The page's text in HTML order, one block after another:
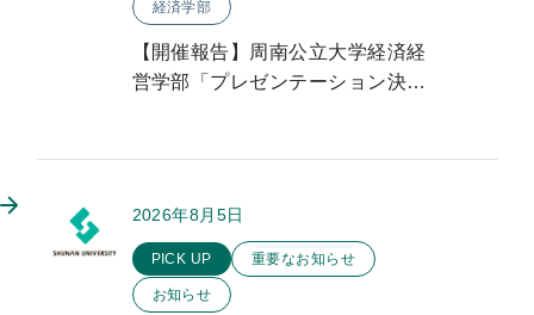
経済学部
【開催報告】周南公立大学経済経
営学部「プレゼンテーション決勝
2026年8月5日
このお知らせのカテゴリー
PICK UP 重要なお知らせ
お知らせ